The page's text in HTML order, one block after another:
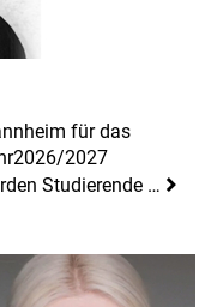
für das
2027
Studierende …